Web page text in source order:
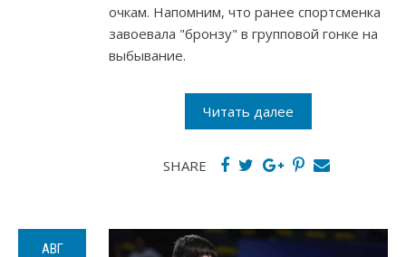
очкам. Напомним, что ранее спортсменка
завоевала "бронзу" в групповой гонке на
выбывание.
Читать далее
SHARE
АВГ